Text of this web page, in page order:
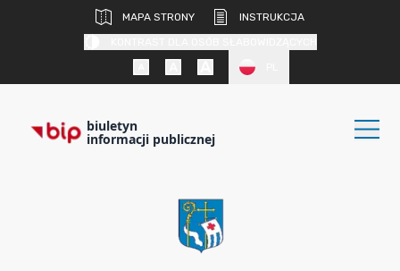
MAPA STRONY
INSTRUKCJA
biuletyn
informacji publicznej